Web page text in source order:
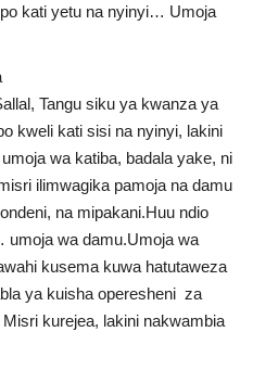
kati yetu na nyinyi… Umoja
Tangu siku ya kwanza ya
kweli kati sisi na nyinyi, lakini
wa katiba, badala yake, ni
ilimwagika pamoja na damu
na mipakani.Huu ndio
wa damu.Umoja wa
kusema kuwa hatutaweza
ya kuisha operesheni za
kurejea, lakini nakwambia